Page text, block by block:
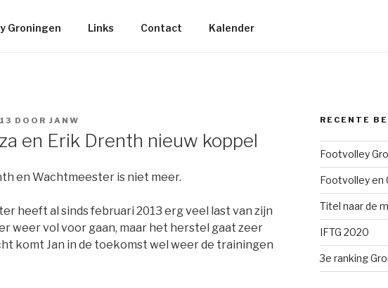
Groningen Links Contact Kalender
DOOR JANW
en Erik Drenth nieuw koppel
en Wachtmeester is niet meer.
heeft al sinds februari 2013 erg veel last van zijn
weer vol voor gaan, maar het herstel gaat zeer
komt Jan in de toekomst wel weer de trainingen
RECENTE
Footvolley
Footvolley en
Titel naar de
IFTG 2020
3e ranking